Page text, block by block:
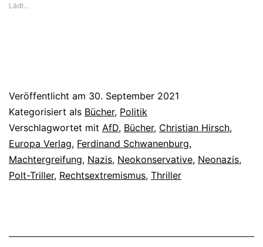
Lädt…
Veröffentlicht am 30. September 2021
Kategorisiert als Bücher, Politik
Verschlagwortet mit AfD, Bücher, Christian Hirsch,
Europa Verlag, Ferdinand Schwanenburg,
Machtergreifung, Nazis, Neokonservative, Neonazis,
Polt-Triller, Rechtsextremismus, Thriller